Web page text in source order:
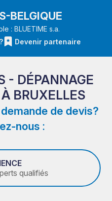
BELGIQUE
: BLUETIME s.a.
Devenir partenaire
- DÉPANNAGE
BRUXELLES
de devis?
nous :
qualifiés